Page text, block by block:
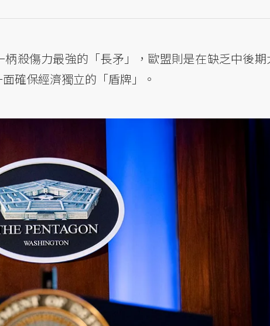
殺傷力最強的「長矛」，歐盟則是在缺乏中後期
確保經濟獨立的「盾牌」。